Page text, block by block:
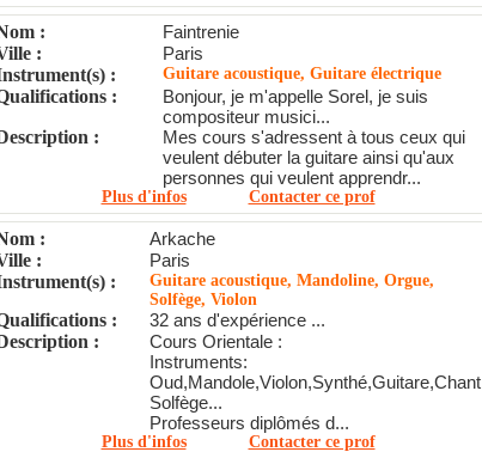
:
Faintrenie
:
Paris
:
Guitare acoustique, Guitare électrique
:
Bonjour, je m'appelle Sorel, je suis
compositeur musici...
:
Mes cours s'adressent à tous ceux qui
veulent débuter la guitare ainsi qu'aux
personnes qui veulent apprendr...
Plus d'infos Contacter ce prof
:
Arkache
:
Paris
:
Guitare acoustique, Mandoline, Orgue,
Solfège, Violon
:
32 ans d'expérience ...
:
Cours Orientale :
Instruments:
Oud,Mandole,Violon,Synthé,Guitare,Chant
Solfège...
Professeurs diplômés d...
Plus d'infos Contacter ce prof